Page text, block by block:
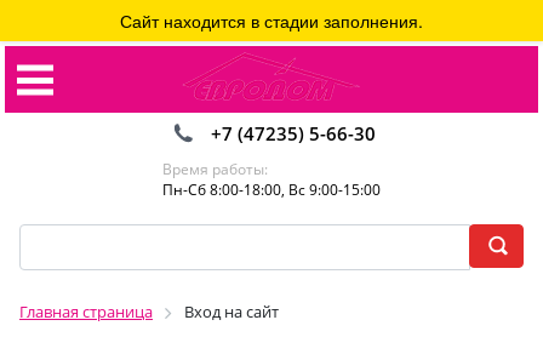
+7 (47235) 5-66-30
Время работы:
Пн-Сб 8:00-18:00, Вс 9:00-15:00
Главная страница Вход на сайт
Сайт находится в стадии заполнения.